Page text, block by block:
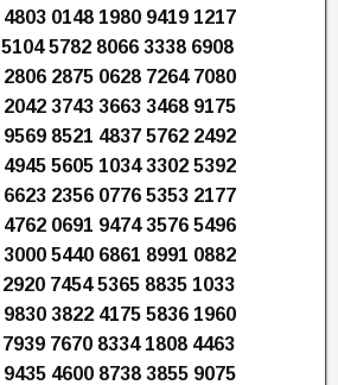
0148 1980 9419 1217
5782 8066 3338 6908
2875 0628 7264 7080
3743 3663 3468 9175
8521 4837 5762 2492
5605 1034 3302 5392
2356 0776 5353 2177
0691 9474 3576 5496
5440 6861 8991 0882
7454 5365 8835 1033
3822 4175 5836 1960
7670 8334 1808 4463
4600 8738 3855 9075